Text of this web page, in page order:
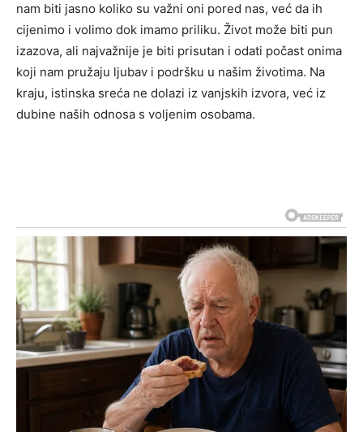
nam biti jasno koliko su važni oni pored nas, već da ih
cijenimo i volimo dok imamo priliku. Život može biti pun
izazova, ali najvažnije je biti prisutan i odati počast onima
koji nam pružaju ljubav i podršku u našim životima. Na
kraju, istinska sreća ne dolazi iz vanjskih izvora, već iz
dubine naših odnosa s voljenim osobama.